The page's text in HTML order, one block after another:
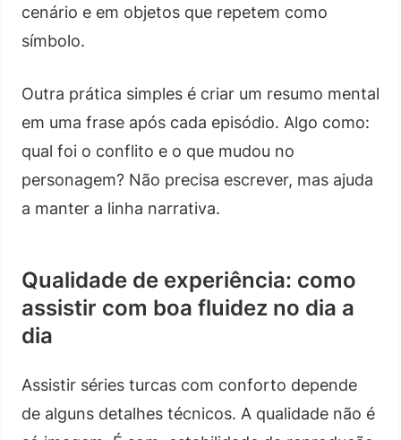
cenário e em objetos que repetem como
símbolo.
Outra prática simples é criar um resumo mental
em uma frase após cada episódio. Algo como:
qual foi o conflito e o que mudou no
personagem? Não precisa escrever, mas ajuda
a manter a linha narrativa.
Qualidade de experiência: como
assistir com boa fluidez no dia a
dia
Assistir séries turcas com conforto depende
de alguns detalhes técnicos. A qualidade não é